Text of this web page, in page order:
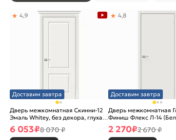
Доставим завтра
Дверь межкомнатная Скинни-12
Эмаль Whitey, без декора, глухая,
без стекла, без кромки, скиновая
4,9
6 053₽8 070 ₽
Доставим завтра
Дверь межкомнатная
Финиш Флекс Л-14
глухая, каркасно-
4,8
2 270₽2 670 ₽